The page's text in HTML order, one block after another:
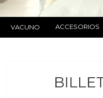
VACUNO ACCESORIOS